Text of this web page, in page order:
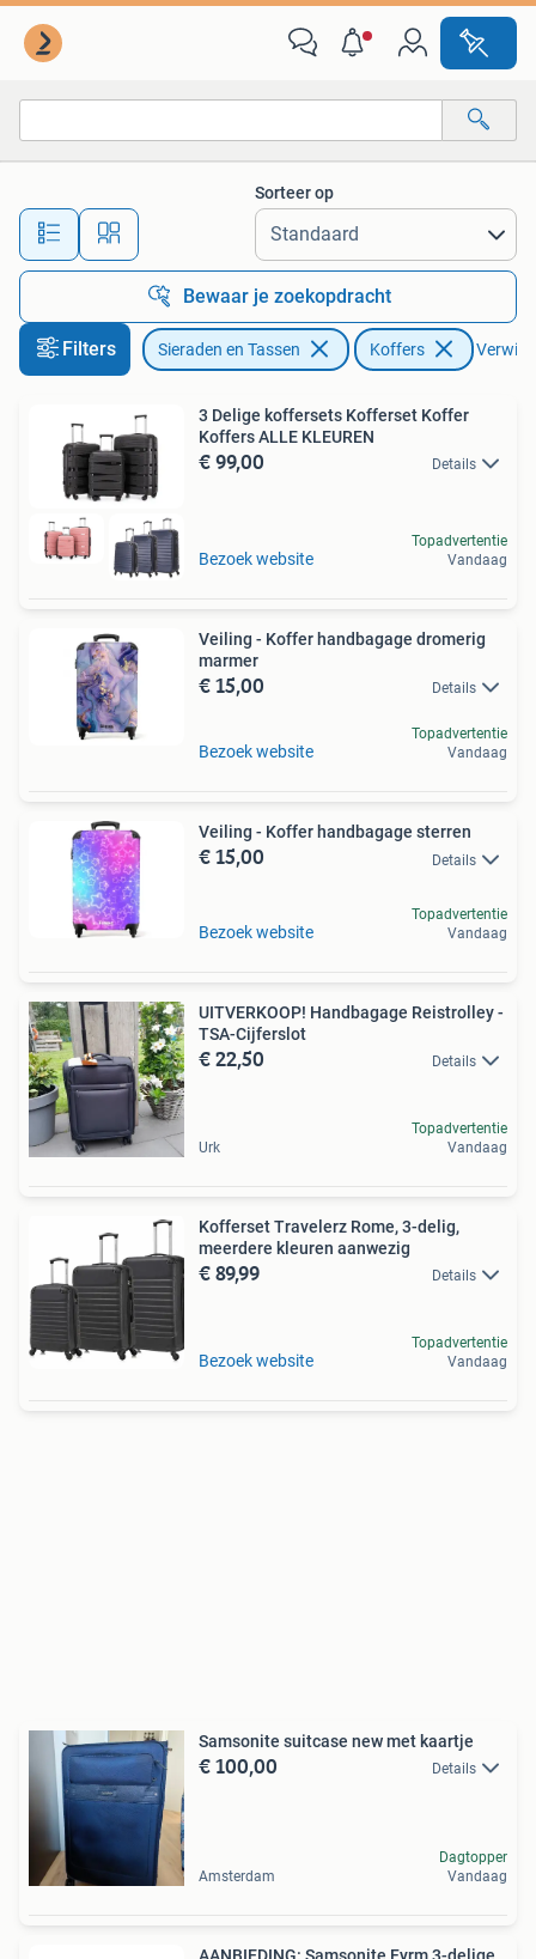
Alle afstanden…
Sorteer op
Bewaar je zoekopdracht
Filters Sieraden en Tassen Koffers
3 Delige koffersets Kofferset Koffer
Koffers ALLE KLEUREN
€ 99,00 Details
Bezoek website
Topadvertentie
Vandaag
Veiling - Koffer handbagage dromerig
marmer
€ 15,00 Details
Bezoek website
Topadvertentie
Vandaag
Veiling - Koffer handbagage sterren
€ 15,00 Details
Bezoek website
Topadvertentie
Vandaag
UITVERKOOP! Handbagage Reistrolley -
TSA-Cijferslot
€ 22,50 Details
Urk
Topadvertentie
Vandaag
Kofferset Travelerz Rome, 3-delig,
meerdere kleuren aanwezig
€ 89,99 Details
Bezoek website
Topadvertentie
Vandaag
Samsonite suitcase new met kaartje
€ 100,00 Details
Amsterdam
Dagtopper
Vandaag